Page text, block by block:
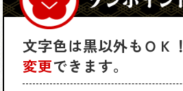
文字色は黒以外もＯＫ！
変更できます。